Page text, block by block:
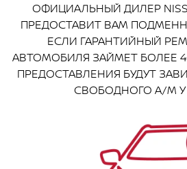
ОФИЦИАЛЬНЫЙ ДИЛЕР
ПРЕДОСТАВИТ ВАМ
ЕСЛИ ГАРАНТИЙНЫЙ
АВТОМОБИЛЯ ЗАЙМЕТ БОЛЕЕ
ПРЕДОСТАВЛЕНИЯ БУДУТ
СВОБОДНОГО А/М У